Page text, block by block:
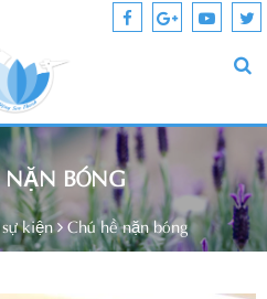
BÓNG
kiện Chú hề nặn bóng